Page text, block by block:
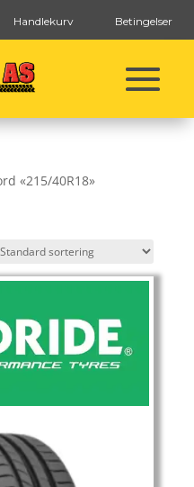
Handlekurv Betingelser
«215/40R18»